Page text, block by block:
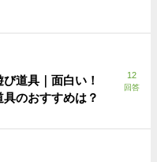
道具｜面白い！
のおすすめは？
12
回答